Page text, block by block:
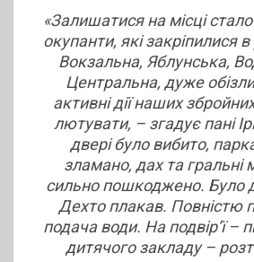
«Залишатися на місці
окупанти, які закріпилися
Вокзальна, Яблунська,
Центральна, дуже
активні дії наших
лютувати, – згадує пані
двері було вибито,
зламано, дах та гральні
сильно пошкоджено. Було
Дехто плакав. Повністю
подача води. На подвір’ї –
дитячого закладу –